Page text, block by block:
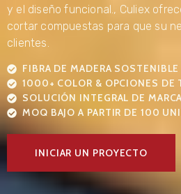
y el diseño funcional., Culiex
cortar compuestas para que su
clientes.
FIBRA DE MADERA
1000+ COLOR & OPCIONES DE
SOLUCIÓN INTEGRAL DE MARCA
MOQ BAJO A PARTIR DE 100
INICIAR UN PROYECTO